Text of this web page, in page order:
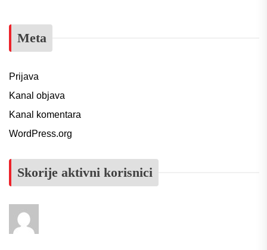
Meta
Prijava
Kanal objava
Kanal komentara
WordPress.org
Skorije aktivni korisnici